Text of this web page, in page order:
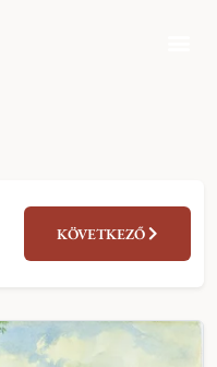
KÖVETKEZŐ